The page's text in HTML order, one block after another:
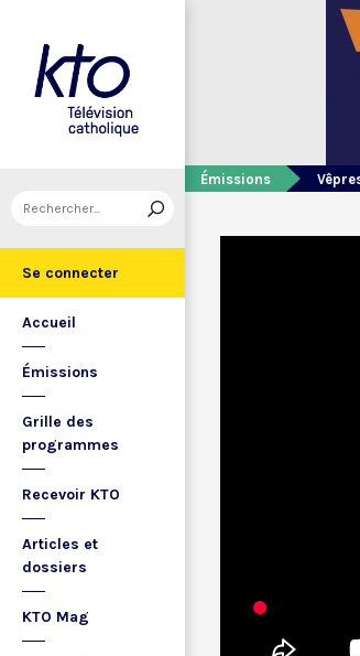
Se connecter
Accueil
Émissions
Grille des
programmes
Recevoir KTO
Articles et
dossiers
KTO Mag
Émissions